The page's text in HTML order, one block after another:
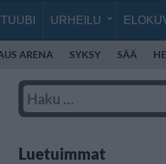
TUUBI URHEILU
ARENA SYKSY SÄÄ
Luetuimmat